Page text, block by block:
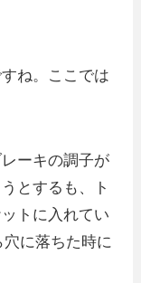
ね。ここでは
ーキの調子が
とするも、ト
トに入れてい
に落ちた時に